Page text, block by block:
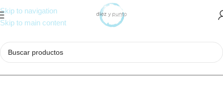
Skip to navigation
Skip to main content